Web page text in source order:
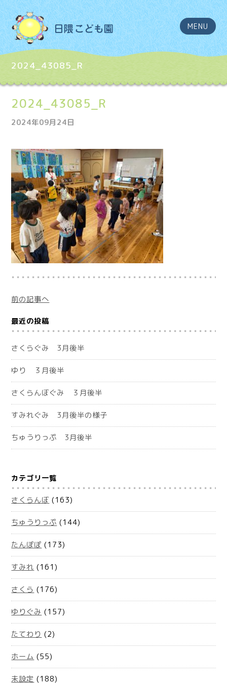
MENU
2024_43085_R
2024_43085_R
2024年09月24日
前の記事へ
最近の投稿
さくらぐみ 3月後半
ゆり ３月後半
さくらんぼぐみ ３月後半
すみれぐみ 3月後半の様子
ちゅうりっぷ 3月後半
カテゴリ一覧
さくらんぼ (163)
ちゅうりっぷ (144)
たんぽぽ (173)
すみれ (161)
さくら (176)
ゆりぐみ (157)
たてわり (2)
ホーム (55)
未設定 (188)